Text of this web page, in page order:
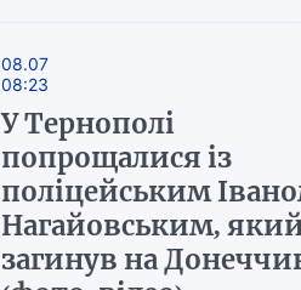
08.07
08:23
У Тернополі
попрощалися із
поліцейським
Нагайовським,
загинув на